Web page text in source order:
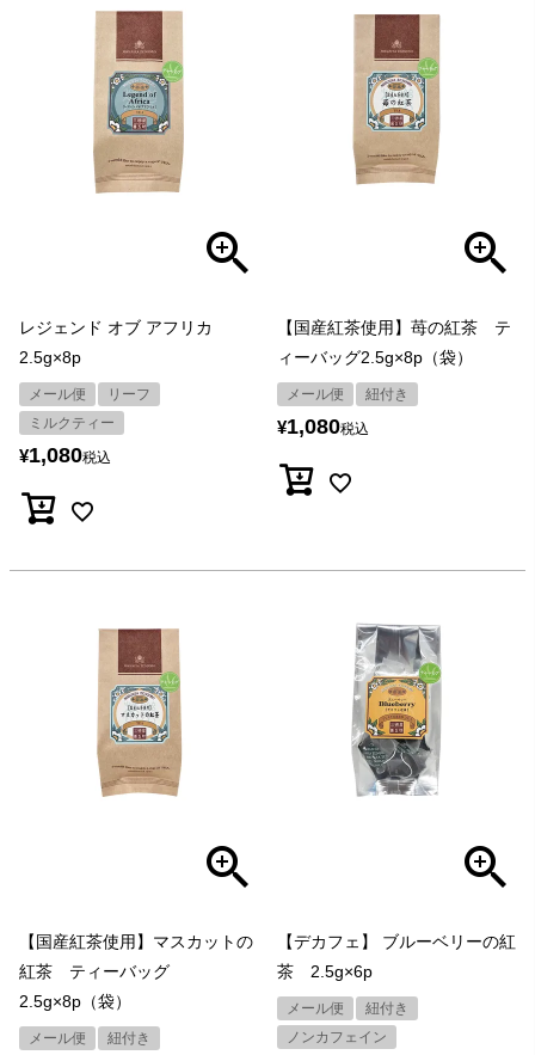
レジェンド オブ アフリカ
2.5g×8p
メール便
リーフ
ミルクティー
¥1,080税込
【国産紅茶使用】苺の紅茶 テ
ィーバッグ2.5g×8p（袋）
メール便 紐付き
¥1,080税込
【国産紅茶使用】マスカットの
紅茶 ティーバッグ
2.5g×8p（袋）
メール便 紐付き
【デカフェ】 ブルーベリーの紅
茶 2.5g×6p
メール便
紐付き
ノンカフェイン